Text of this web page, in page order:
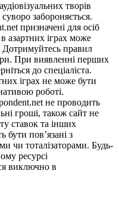
творів
забороняється.
призначені для осіб
азартних іграх може
Дотримуйтесь правил
При виявленні перших
до спеціаліста.
іграх не може бути
роботі.
не проводить
гроші, також сайт не
ставок та інших
бути пов’язані з
чи тоталізаторами. Будь-
ресурсі
виключно в